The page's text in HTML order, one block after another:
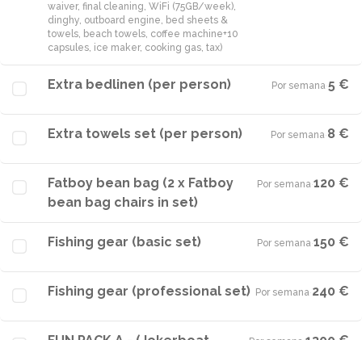
waiver, final cleaning, WiFi (75GB/week),
dinghy, outboard engine, bed sheets &
towels, beach towels, coffee machine+10
capsules, ice maker, cooking gas, tax)
Extra bedlinen (per person) Por semana·5 €
Extra towels set (per person) Por semana·8 €
Fatboy bean bag (2 x Fatboy
bean bag chairs in set)
Por semana·120 €
Fishing gear (basic set) Por semana·150 €
Fishing gear (professional set) Por semana·240 €